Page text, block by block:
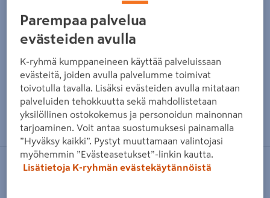
Zoomaa kuvaa sormilla kosketusnäytöllä
KIRAMI
Parempaa palvelua
evästeiden avulla
K-ryhmä kumppaneineen käyttää palveluissaan
evästeitä, joiden avulla palvelumme toimivat
toivotulla tavalla. Lisäksi evästeiden avulla mitataan
palveluiden tehokkuutta sekä mahdollistetaan
yksilöllinen ostokokemus ja personoidun mainonnan
tarjoaminen. Voit antaa suostumuksesi painamalla
”Hyväksy kaikki”. Pystyt muuttamaan valintojasi
myöhemmin ”Evästeasetukset”-linkin kautta.
Lisätietoja K-ryhmän evästekäytännöistä